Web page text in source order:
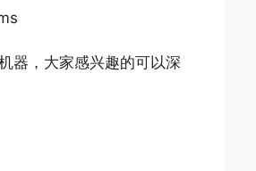
器，大家感兴趣的可以深